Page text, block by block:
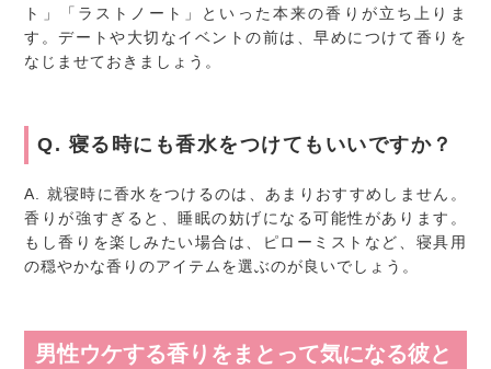
ト」「ラストノート」といった本来の香りが立ち上りま
す。デートや大切なイベントの前は、早めにつけて香りを
なじませておきましょう。
Q. 寝る時にも香水をつけてもいいですか？
A.
就寝時に香水をつけるのは、あまりおすすめしません。
香りが強すぎると、睡眠の妨げになる可能性があります。
もし香りを楽しみたい場合は、ピローミストなど、寝具用
の穏やかな香りのアイテムを選ぶのが良いでしょう。
男性ウケする香りをまとって気になる彼と